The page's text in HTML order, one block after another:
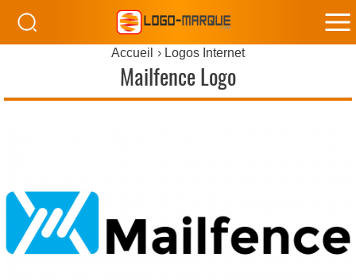
Accueil Logos Internet
Mailfence Logo